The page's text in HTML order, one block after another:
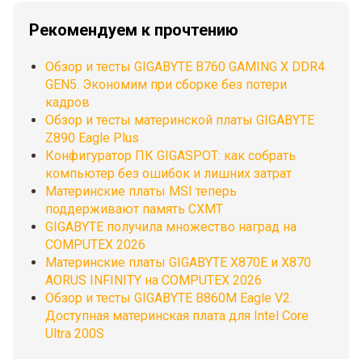
Рекомендуем к прочтению
Обзор и тесты GIGABYTE B760 GAMING X DDR4
GEN5. Экономим при сборке без потери
кадров
Обзор и тесты материнской платы GIGABYTE
Z890 Eagle Plus
Конфигуратор ПК GIGASPOT: как собрать
компьютер без ошибок и лишних затрат
Материнские платы MSI теперь
поддерживают память CXMT
GIGABYTE получила множество наград на
COMPUTEX 2026
Материнские платы GIGABYTE X870E и X870
AORUS INFINITY на COMPUTEX 2026
Обзор и тесты GIGABYTE B860M Eagle V2.
Доступная материнская плата для Intel Core
Ultra 200S